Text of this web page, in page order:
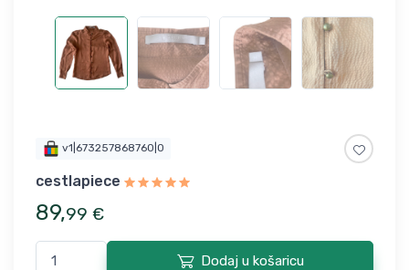
v1|673257868760|0
cestlapiece
89,99 €
Dodaj u košaricu